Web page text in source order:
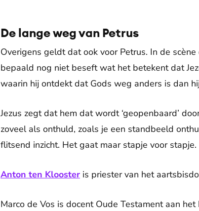
De lange weg van Petrus
Overigens geldt dat ook voor Petrus. In de
bepaald nog niet beseft wat het betekent dat
waarin hij ontdekt dat Gods weg anders is dan
Jezus zegt dat hem dat wordt ‘geopenbaard’
zoveel als onthuld, zoals je een standbeeld
flitsend inzicht. Het gaat maar stapje voor
Anton ten Klooster is priester van het
Marco de Vos is docent Oude Testament aan